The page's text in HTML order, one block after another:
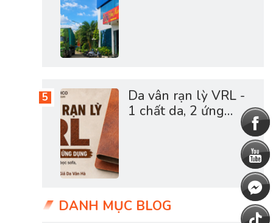
Da vân rạn lỳ VRL -
1 chất da, 2 ứng
DANH MỤC BLOG